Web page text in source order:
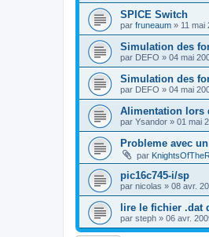
SPICE Switch
par fruneaum » 11 mai
Simulation des
par DEFO » 04 mai
Simulation des
par DEFO » 04 mai
Alimentation lors
par Ysandor » 01 mai
Probleme avec
par
pic16c745-i/sp
par nicolas » 08 avr.
lire le fichier .dat
par steph » 06 avr.